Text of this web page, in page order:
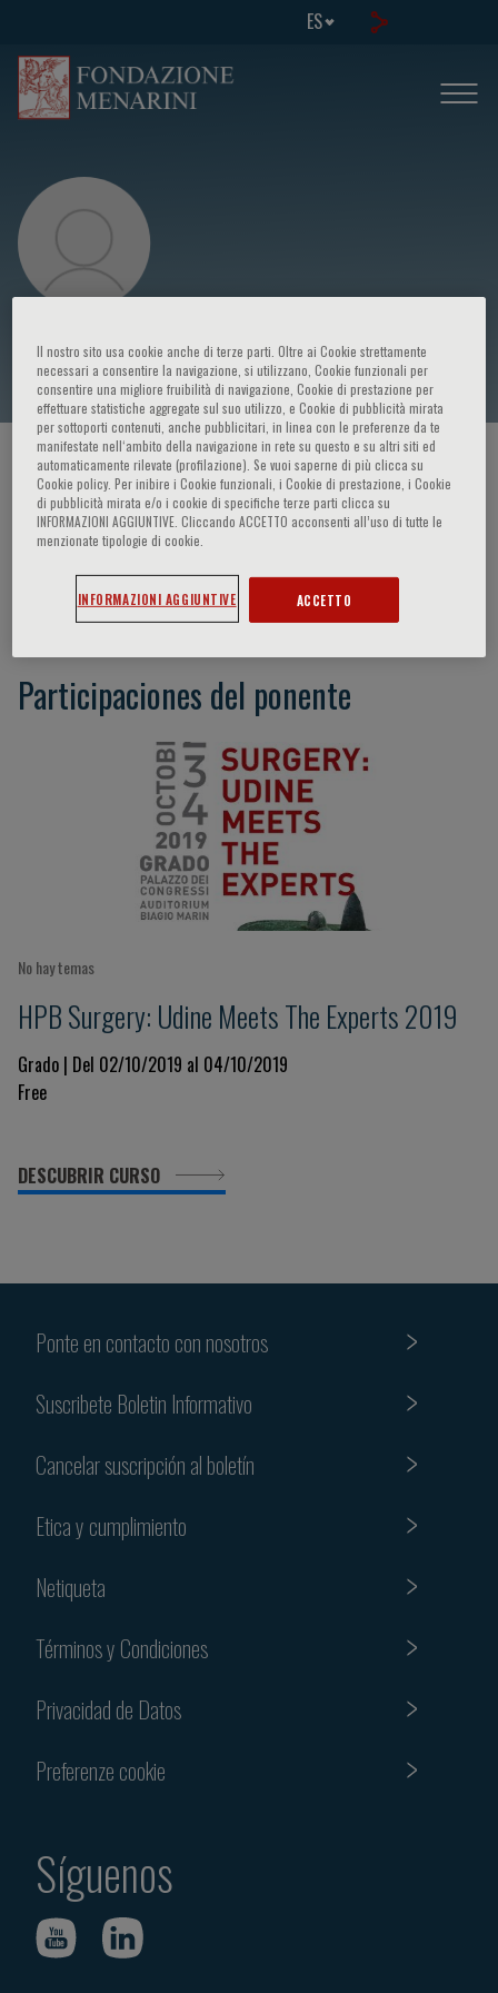
ES
A. Ruzzenente
HOME PAGE / CURSOS Y EVENTOS / ORADOR
A. Ruzzenente
Participaciones del ponente
No hay temas
HPB Surgery: Udine Meets The Experts 2019
Grado | Del 02/10/2019 al 04/10/2019
Free
DESCUBRIR CURSO
Ponte en contacto con nosotros
Suscribete Boletin Informativo
Cancelar suscripción al boletín
Etica y cumplimiento
Netiqueta
Términos y Condiciones
Privacidad de Datos
Preferenze cookie
Síguenos
Il nostro sito usa cookie anche di terze parti. Oltre ai Cookie strettamente
necessari a consentire la navigazione, si utilizzano, Cookie funzionali per
consentire una migliore fruibilità di navigazione, Cookie di prestazione per
effettuare statistiche aggregate sul suo utilizzo, e Cookie di pubblicità mirata
per sottoporti contenuti, anche pubblicitari, in linea con le preferenze da te
manifestate nell‘ambito della navigazione in rete su questo e su altri siti ed
automaticamente rilevate (profilazione). Se vuoi saperne di più clicca su
Cookie policy. Per inibire i Cookie funzionali, i Cookie di prestazione, i Cookie
di pubblicità mirata e/o i cookie di specifiche terze parti clicca su
INFORMAZIONI AGGIUNTIVE. Cliccando ACCETTO acconsenti all’uso di tutte le
menzionate tipologie di cookie.
INFORMAZIONI AGGIUNTIVE ACCETTO